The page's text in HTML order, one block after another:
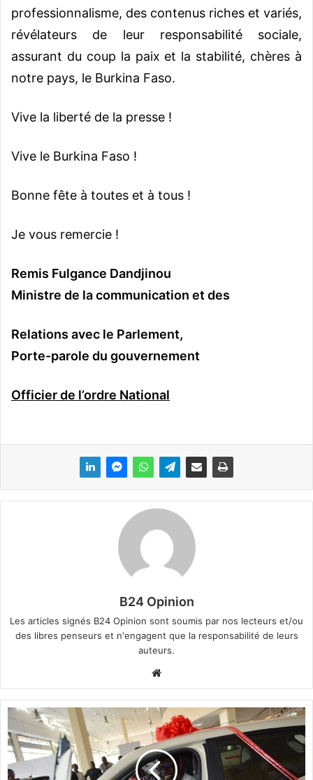
professionnalisme, des contenus riches et variés,
révélateurs de leur responsabilité sociale,
assurant du coup la paix et la stabilité, chères à
notre pays, le Burkina Faso.
Vive la liberté de la presse !
Vive le Burkina Faso !
Bonne fête à toutes et à tous !
Je vous remercie !
Remis Fulgance Dandjinou
Ministre de la communication et des
Relations avec le Parlement,
Porte-parole du gouvernement
Officier de l’ordre National
B24 Opinion
Les articles signés B24 Opinion sont soumis par nos lecteurs et/ou
des libres penseurs et n'engagent que la responsabilité de leurs
auteurs.
bsi
te
o
m
o